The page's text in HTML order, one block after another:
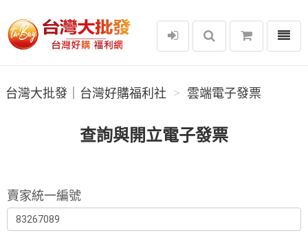
台灣大批發｜台灣好購福利社
選單
台灣大批發｜台灣好購福利社 雲端電子發票
查詢與開立電子發票
賣家統一編號